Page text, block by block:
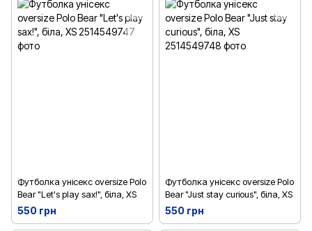
Футболка унісекс oversize Polo
Bear "Let's play sax!", біла, XS
550 грн
Футболка унісекс oversize Polo
Bear "Just stay curious", біла, XS
550 грн